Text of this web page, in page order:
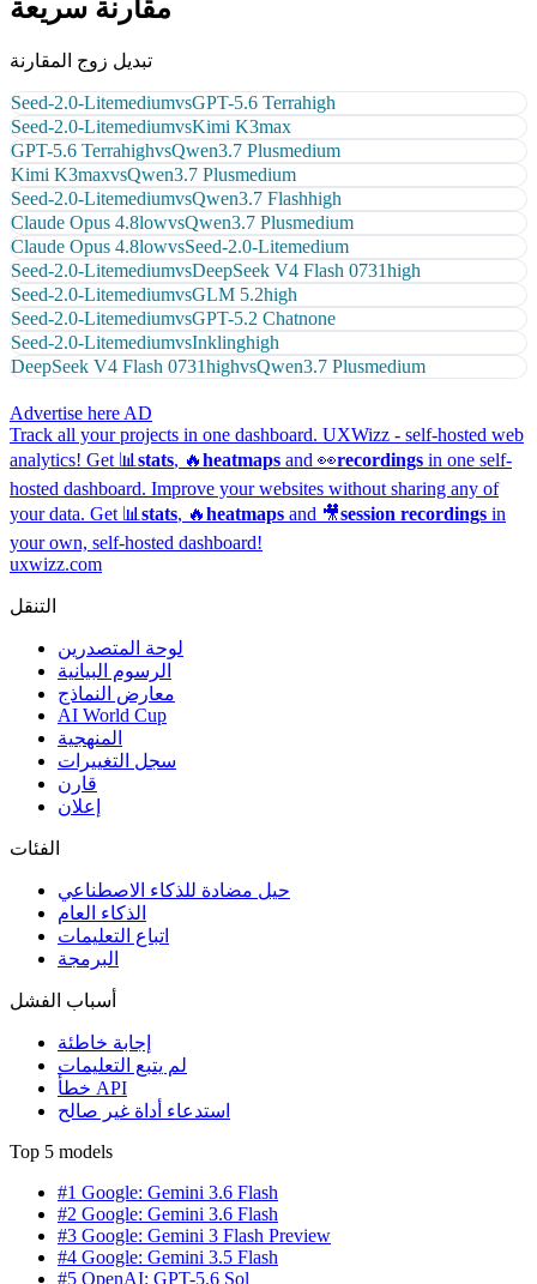
مقارنة سريعة
تبديل زوج المقارنة
Seed-2.0-LitemediumvsGPT-5.6 Terrahigh
Seed-2.0-LitemediumvsKimi K3max
GPT-5.6 TerrahighvsQwen3.7 Plusmedium
Kimi K3maxvsQwen3.7 Plusmedium
Seed-2.0-LitemediumvsQwen3.7 Flashhigh
Claude Opus 4.8lowvsQwen3.7 Plusmedium
Claude Opus 4.8lowvsSeed-2.0-Litemedium
Seed-2.0-LitemediumvsDeepSeek V4 Flash 0731high
Seed-2.0-LitemediumvsGLM 5.2high
Seed-2.0-LitemediumvsGPT-5.2 Chatnone
Seed-2.0-LitemediumvsInklinghigh
DeepSeek V4 Flash 0731highvsQwen3.7 Plusmedium
Advertise here AD
Track all your projects in one dashboard. UXWizz - self-hosted web
analytics! Get 📊 stats, 🔥heatmaps and 👀recordings in one self-
hosted dashboard. Improve your websites without sharing any of
your data. Get 📊 stats, 🔥heatmaps and 🎥session recordings in
your own, self-hosted dashboard!
uxwizz.com
التنقل
لوحة المتصدرين
الرسوم البيانية
معارض النماذج
AI World Cup
المنهجية
سجل التغييرات
قارن
إعلان
الفئات
حيل مضادة للذكاء الاصطناعي
الذكاء العام
اتباع التعليمات
البرمجة
أسباب الفشل
إجابة خاطئة
لم يتبع التعليمات
خطأ API
استدعاء أداة غير صالح
Top 5 models
#1 Google: Gemini 3.6 Flash
#2 Google: Gemini 3.6 Flash
#3 Google: Gemini 3 Flash Preview
#4 Google: Gemini 3.5 Flash
#5 OpenAI: GPT-5.6 Sol